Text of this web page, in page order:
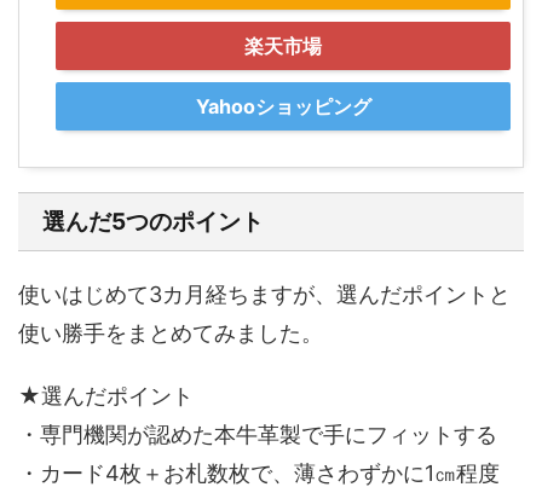
楽天市場
Yahooショッピング
選んだ5つのポイント
使いはじめて3カ月経ちますが、選んだポイントと
使い勝手をまとめてみました。
★選んだポイント
・専門機関が認めた本牛革製で手にフィットする
・カード4枚＋お札数枚で、薄さわずかに1㎝程度